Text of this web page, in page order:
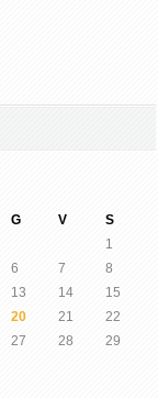
G V S
1
6 7
8
13 14
15
20 21
22
27 28
29